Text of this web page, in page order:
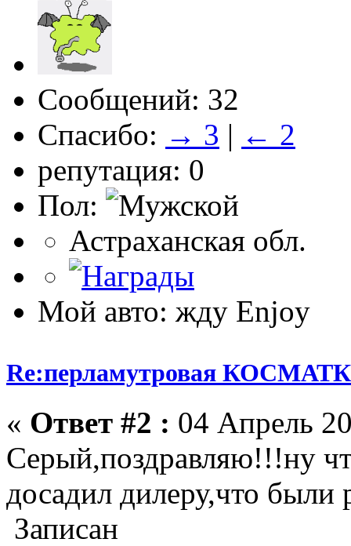
Сообщений: 32
Спасибо: → 3 | ← 2
репутация: 0
Пол:
Астраханская обл.
Мой авто: жду Enjoy
Re:перламутровая
« Ответ #2 : 04 Апрель
Серый,поздравляю!!!ну
досадил дилеру,что были
Записан